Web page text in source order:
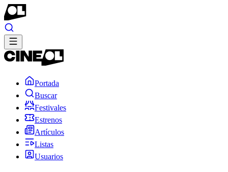
Portada
Buscar
Festivales
Estrenos
Artículos
Listas
Usuarios